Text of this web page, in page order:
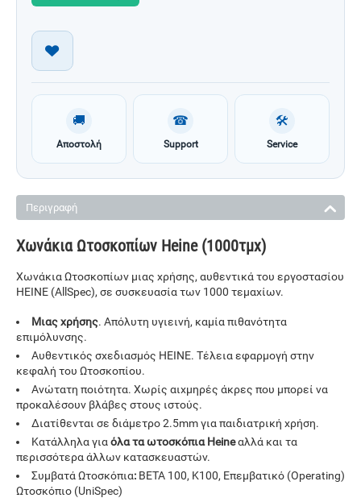
🚚
Αποστολή
☎
Support
🛠
Service
Περιγραφή
Χωνάκια Ωτοσκοπίων Heine (1000τμχ)
Χωνάκια Ωτοσκοπίων μιας χρήσης, αυθεντικά του εργοστασίου
HEINE (AllSpec), σε συσκευασία των 1000 τεμαχίων.
Μιας χρήσης. Απόλυτη υγιεινή, καμία πιθανότητα
επιμόλυνσης.
Αυθεντικός σχεδιασμός HEINE. Τέλεια εφαρμογή στην
κεφαλή του Ωτοσκοπίου.
Ανώτατη ποιότητα. Χωρίς αιχμηρές άκρες που μπορεί να
προκαλέσουν βλάβες στους ιστούς.
Διατίθενται σε διάμετρο 2.5mm για παιδιατρική χρήση.
Κατάλληλα γιαόλα τα ωτοσκόπια Heineαλλά και τα
περισσότερα άλλων κατασκευαστών.
Συμβατά Ωτοσκόπια: BETA 100, K100, Επεμβατικό (Operating)
Ωτοσκόπιο (UniSpec)